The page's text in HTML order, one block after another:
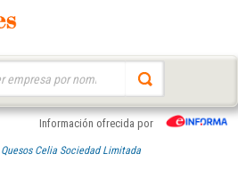
Información ofrecida por
Quesos Celia Sociedad Limitada